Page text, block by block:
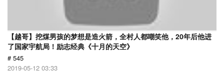
【越哥】挖煤男孩的梦想是造火箭，全村人都嘲笑他，20年后他进
了国家宇航局！励志经典《十月的天空》
# 545
2019-05-12 03:33